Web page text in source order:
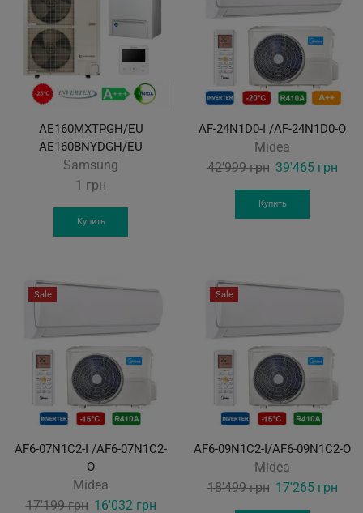
AE160MXTPGH/EU
AE160BNYDGH/EU
Samsung
1 грн
Купить
AF-24N1D0-I /AF-24N1D0-O
Midea
42'999грн Original
was:
39'465 грн
Купить
Sale
AF6-07N1C2-I /AF6-07N1C2-
O
Midea
17'199грн Original
16'032 грнCurrent
Sale
AF6-09N1C2-I/AF6-09N1C2-O
Midea
18'499грн Original
price
17'265 грн